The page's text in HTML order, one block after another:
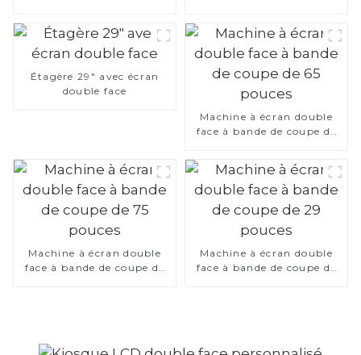
Étagère 29" avec écran
double face
Machine à écran double
face à bande de coupe de
Machine à écran double
face à bande de coupe de
Machine à écran double
face à bande de coupe de